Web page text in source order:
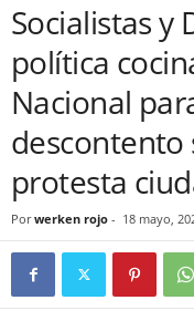
Socialistas y
política
Nacional
descontento
protesta
Por werken rojo - 18 mayo,